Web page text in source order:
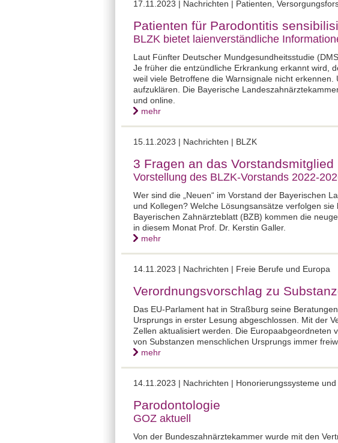
17.11.2023 | Nachrichten | Patienten,
Patienten für Parodontitis
BLZK bietet laienverständliche
Laut Fünfter Deutscher Mundgesundheitsstudie
Je früher die entzündliche Erkrankung erkannt wird,
weil viele Betroffene die Warnsignale nicht
aufzuklären. Die Bayerische
und online.
mehr
15.11.2023 | Nachrichten | BLZK
3 Fragen an das Vorstandsmitglied
Vorstellung des BLZK-Vorstands 2022-
Wer sind die „Neuen“ im Vorstand der Bayerischen
und Kollegen? Welche Lösungsansätze verfolgen
Bayerischen Zahnärzteblatt (BZB) kommen die
in diesem Monat Prof. Dr. Kerstin Galler.
mehr
14.11.2023 | Nachrichten | Freie Berufe und Europa
Verordnungsvorschlag zu
Das EU-Parlament hat in Straßburg seine
Ursprungs in erster Lesung abgeschlossen. Mit der
Zellen aktualisiert werden. Die Europaabgeordneten
von Substanzen menschlichen Ursprungs immer
mehr
14.11.2023 | Nachrichten | Honorierungssysteme und
Parodontologie
GOZ aktuell
Von der Bundeszahnärztekammer wurde mit den